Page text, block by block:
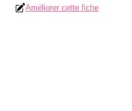
Améliorer cette fiche